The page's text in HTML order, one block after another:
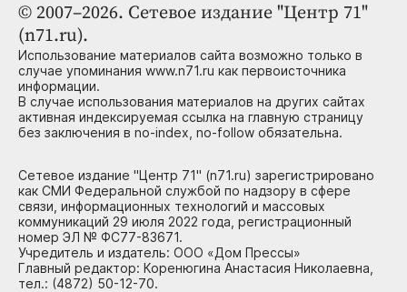
© 2007–2026. Сетевое издание "Центр 71"
(n71.ru).
Использование материалов сайта возможно только в
случае упоминания www.n71.ru как первоисточника
информации.
В случае использования материалов на других сайтах
активная индексируемая ссылка на главную страницу
без заключения в no-index, no-follow обязательна.
Сетевое издание "Центр 71" (n71.ru) зарегистрировано
как СМИ Федеральной службой по надзору в сфере
связи, информационных технологий и массовых
коммуникаций 29 июля 2022 года, регистрационный
номер ЭЛ № ФС77-83671.
Учредитель и издатель: ООО «Дом Прессы»
Главный редактор: Коренюгина Анастасия Николаевна,
тел.: (4872) 50-12-70.